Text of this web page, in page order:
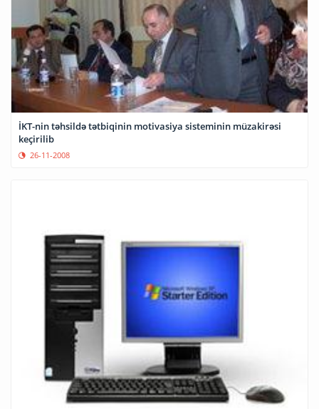
İKT-nin təhsildə tətbiqinin motivasiya sisteminin müzakirəsi
keçirilib
26-11-2008